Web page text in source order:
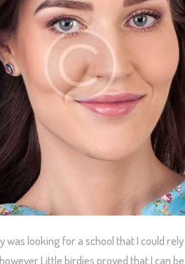
was looking for a school that I could
Little birdies proved that I can